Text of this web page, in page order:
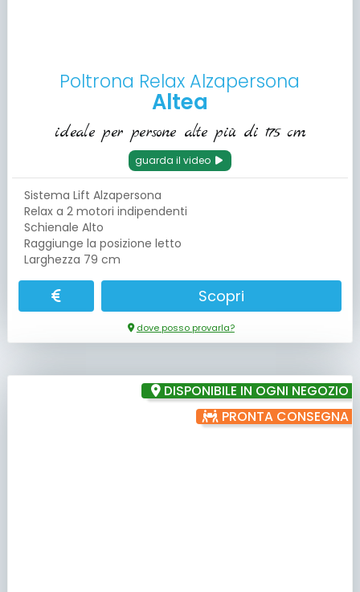
Poltrona Relax Alzapersona
Altea
ideale per persone alte più di 175 cm
guarda il video
Sistema Lift Alzapersona
Relax a 2 motori indipendenti
Schienale Alto
Raggiunge la posizione letto
Larghezza 79 cm
Scopri
dove posso provarla?
DISPONIBILE IN OGNI NEGOZIO
PRONTA CONSEGNA